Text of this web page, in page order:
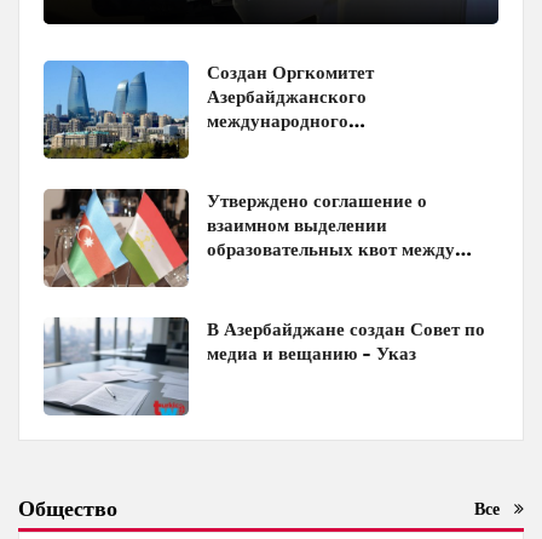
Создан Оргкомитет
Азербайджанского
международного
Утверждено соглашение о
взаимном выделении
образовательных квот между
В Азербайджане создан Совет по
медиа и вещанию - Указ
Общество Все